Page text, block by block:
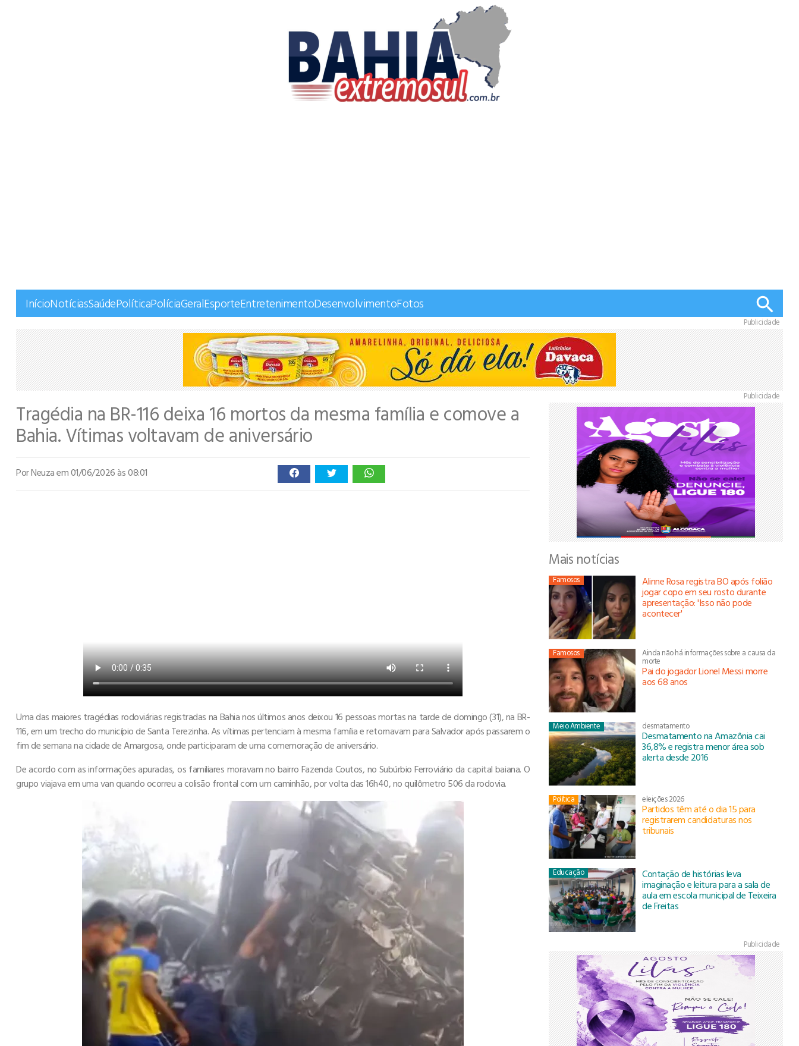
InícioNotíciasSaúdePolíticaPolíciaGeralEsporteEntretenimentoDesenvolvimentoFotos
Publicidade
Tragédia na BR-116 deixa 16 mortos da mesma família e comove a
Bahia. Vítimas voltavam de aniversário
Por Neuzaem 01/06/2026 às 08:01
Uma das maiores tragédias rodoviárias registradas na Bahia nos últimos anos deixou 16 pessoas mortas na tarde de domingo (31), na BR-
116, em um trecho do município de Santa Terezinha. As vítimas pertenciam à mesma família e retornavam para Salvador após passarem o
fim de semana na cidade de Amargosa, onde participaram de uma comemoração de aniversário.
De acordo com as informações apuradas, os familiares moravam no bairro Fazenda Coutos, no Subúrbio Ferroviário da capital baiana. O
grupo viajava em uma van quando ocorreu a colisão frontal com um caminhão, por volta das 16h40, no quilômetro 506 da rodovia.
Publicidade
Mais notícias
Famosos Alinne Rosa registra BO após folião
jogar copo em seu rosto durante
apresentação: 'Isso não pode
acontecer'
Famosos Ainda não há informações sobre a causa da
morte
Pai do jogador Lionel Messi morre
aos 68 anos
Meio Ambiente desmatamento
Desmatamento na Amazônia cai
36,8% e registra menor área sob
alerta desde 2016
Política eleições 2026
Partidos têm até o dia 15 para
registrarem candidaturas nos
tribunais
Educação Contação de histórias leva
imaginação e leitura para a sala de
aula em escola municipal de Teixeira
de Freitas
Publicidade